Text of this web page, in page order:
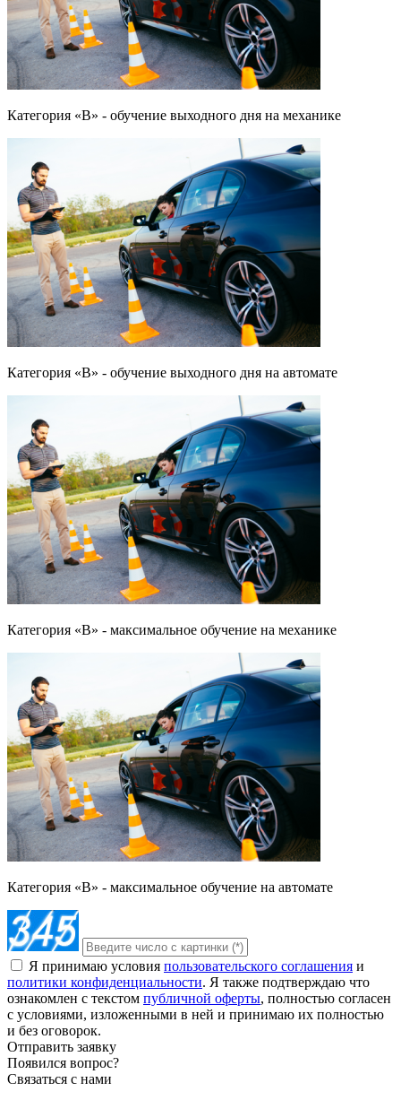
Категория «B» - обучение выходного дня на механике
Категория «B» - обучение выходного дня на автомате
Категория «B» - максимальное обучение на механике
Категория «B» - максимальное обучение на автомате
Я принимаю условия пользовательского соглашения и
политики конфиденциальности. Я также подтверждаю что
ознакомлен с текстом публичной оферты, полностью согласен
с условиями, изложенными в ней и принимаю их полностью
и без оговорок.
Отправить заявку
Появился вопрос?
Связаться с нами